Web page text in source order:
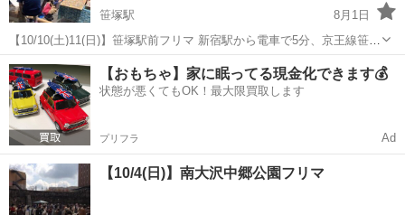
笹塚駅
8月1日
【10/10(土)11(日)】笹塚駅前フリマ 新宿駅から電車で5分、京王線笹塚
駅前のショッピングセンター「フレンテ笹塚」。 ちょっと上質でリラ
ックスできる心地よい生活を提案しているおしゃれな施設の正面玄関
にてフリ...
東京 渋谷区 笹塚駅 フリーマーケット フリマ
【おもちゃ】家に眠ってる現金化できます💰
状態が悪くてもOK！最大限買取します
プリフラ Ad
【10/4(日)】南大沢中郷公園フリマ